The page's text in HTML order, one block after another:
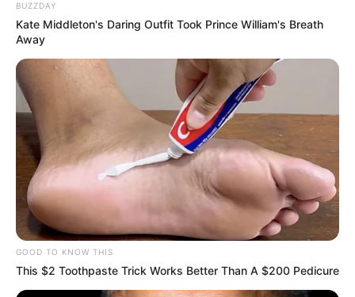
BUZZDAY
Kate Middleton's Daring Outfit Took Prince William's Breath
Away
GOOD TO KNOW THIS
This $2 Toothpaste Trick Works Better Than A $200 Pedicure